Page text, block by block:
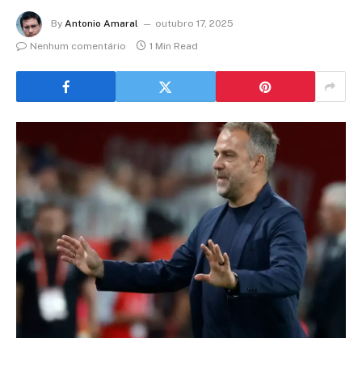
By Antonio Amaral
outubro 17, 2025
Nenhum comentário
1 Min Read